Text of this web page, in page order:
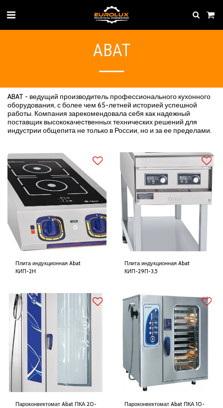
ABAT
ABAT - ведущий производитель профессионального кухонного
оборудования, с более чем 65-летней историей успешной
работы. Компания зарекомендовала себя как надежный
поставщик высококачественных технических решений для
индустрии общепита не только в России, но и за ее пределами.
Плита индукционная Abat
КИП-2Н
Плита индукционная Abat
КИП-29П-3,5
Пароконвектомат Abat ПКА 20-
Пароконвектомат Abat ПКА 10-